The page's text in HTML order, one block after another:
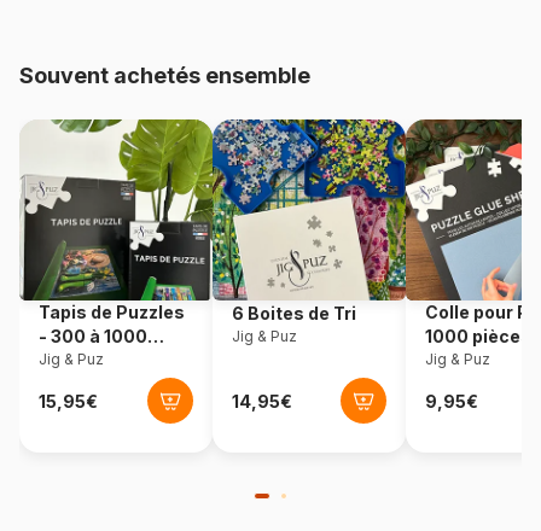
Référence Eurographics-6000-0916
EAN 628136609166
Nombre de pièces 1000 pièces
Dimensions 66 x 48 cm
Souvent achetés ensemble
Tapis de Puzzles
- 300 à 1000
pièces
Jig & Puz
6 Boites de Tri
Jig & Puz
Colle pour
1000 pièces
Jig & Puz